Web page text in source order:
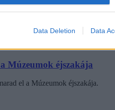
Data Deletion Data
Múzeumok éjszakája
el a Múzeumok éjszakája.